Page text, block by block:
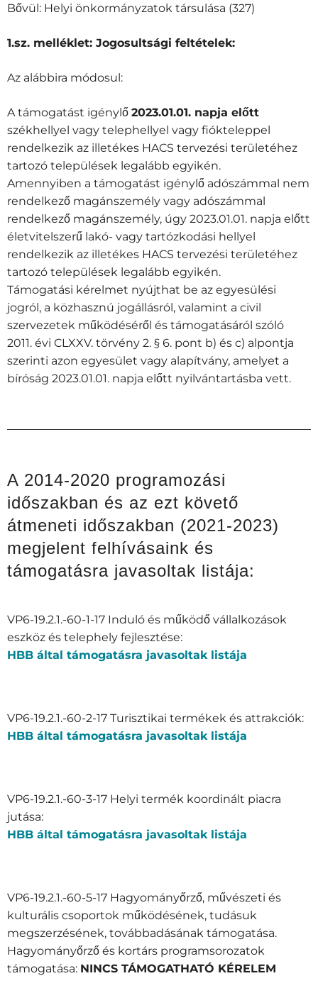
Bővül: Helyi önkormányzatok társulása (327)
1.sz. melléklet: Jogosultsági feltételek:
Az alábbira módosul:
A támogatást igénylő 2023.01.01. napja előtt
székhellyel vagy telephellyel vagy fiókteleppel
rendelkezik az illetékes HACS tervezési területéhez
tartozó települések legalább egyikén.
Amennyiben a támogatást igénylő adószámmal nem
rendelkező magánszemély vagy adószámmal
rendelkező magánszemély, úgy 2023.01.01. napja előtt
életvitelszerű lakó- vagy tartózkodási hellyel
rendelkezik az illetékes HACS tervezési területéhez
tartozó települések legalább egyikén.
Támogatási kérelmet nyújthat be az egyesülési
jogról, a közhasznú jogállásról, valamint a civil
szervezetek működéséről és támogatásáról szóló
2011. évi CLXXV. törvény 2. § 6. pont b) és c) alpontja
szerinti azon egyesület vagy alapítvány, amelyet a
bíróság 2023.01.01. napja előtt nyilvántartásba vett.
A 2014-2020 programozási
időszakban és az ezt követő
átmeneti időszakban (2021-2023)
megjelent felhívásaink és
támogatásra javasoltak listája:
VP6-19.2.1.-60-1-17 Induló és működő vállalkozások
eszköz és telephely fejlesztése:
HBB által támogatásra javasoltak listája
VP6-19.2.1.-60-2-17 Turisztikai termékek és attrakciók:
HBB által támogatásra javasoltak listája
VP6-19.2.1.-60-3-17 Helyi termék koordinált piacra
jutása:
HBB által támogatásra javasoltak listája
VP6-19.2.1.-60-5-17 Hagyományőrző, művészeti és
kulturális csoportok működésének, tudásuk
megszerzésének, továbbadásának támogatása.
Hagyományőrző és kortárs programsorozatok
támogatása: NINCS TÁMOGATHATÓ KÉRELEM